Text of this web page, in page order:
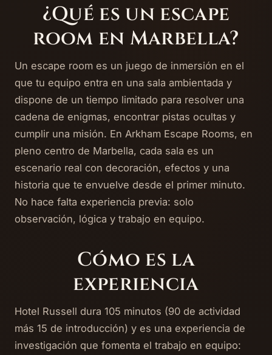
¿Qué es un escape
room en Marbella?
Un escape room es un juego de inmersión en el
que tu equipo entra en una sala ambientada y
dispone de un tiempo limitado para resolver una
cadena de enigmas, encontrar pistas ocultas y
cumplir una misión. En Arkham Escape Rooms, en
pleno centro de Marbella, cada sala es un
escenario real con decoración, efectos y una
historia que te envuelve desde el primer minuto.
No hace falta experiencia previa: solo
observación, lógica y trabajo en equipo.
Cómo es la
experiencia
Hotel Russell dura 105 minutos (90 de actividad
más 15 de introducción) y es una experiencia de
investigación que fomenta el trabajo en equipo: